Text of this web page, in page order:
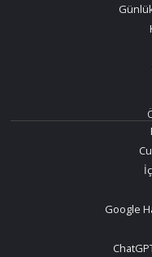
Google